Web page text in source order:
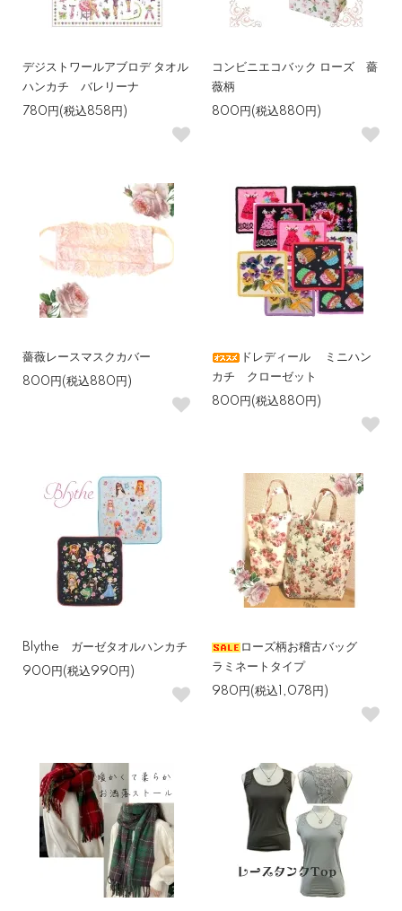
デジストワールアブロデ タオル
ハンカチ バレリーナ
780円(税込858円)
コンビニエコバック ローズ 薔
薇柄
800円(税込880円)
薔薇レースマスクカバー
800円(税込880円)
ドレディール ミニハン
カチ クローゼット
800円(税込880円)
Blythe ガーゼタオルハンカチ
900円(税込990円)
ローズ柄お稽古バッグ
ラミネートタイプ
980円(税込1,078円)